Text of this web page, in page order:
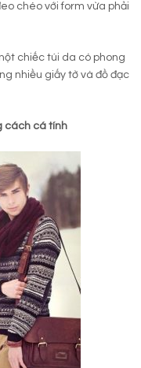
chéo với form vừa phải
chiếc túi da có phong
nhiều giấy tờ và đồ đạc
cách cá tính